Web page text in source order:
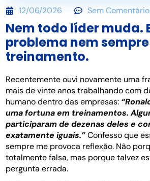
12/06/2026 Sem
Nem todo líder muda.
problema nem
treinamento.
Recentemente ouvi novamente uma
mais de vinte anos trabalhando com
humano dentro das empresas:
uma fortuna em treinamentos.
participaram de dezenas deles e
exatamente iguais.” Confesso que
sempre me provoca reflexão. Não
totalmente falsa, mas porque talvez
pergunta errada.